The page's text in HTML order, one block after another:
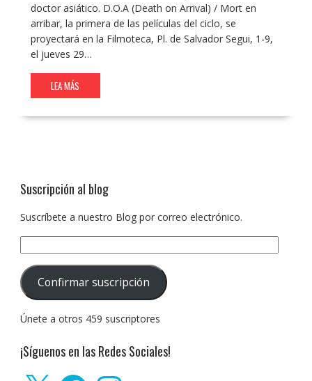
doctor asiático. D.O.A (Death on Arrival) / Mort en
arribar, la primera de las películas del ciclo, se
proyectará en la Filmoteca, Pl. de Salvador Segui, 1-9,
el jueves 29…
LEA MÁS
Suscripción al blog
Suscríbete a nuestro Blog por correo electrónico.
de
correo
electrónico:
Confirmar suscripción
Únete a otros 459 suscriptores
¡Síguenos en las Redes Sociales!
FacebookInstagram